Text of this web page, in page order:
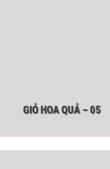
GIỎ HOA QUẢ – 05